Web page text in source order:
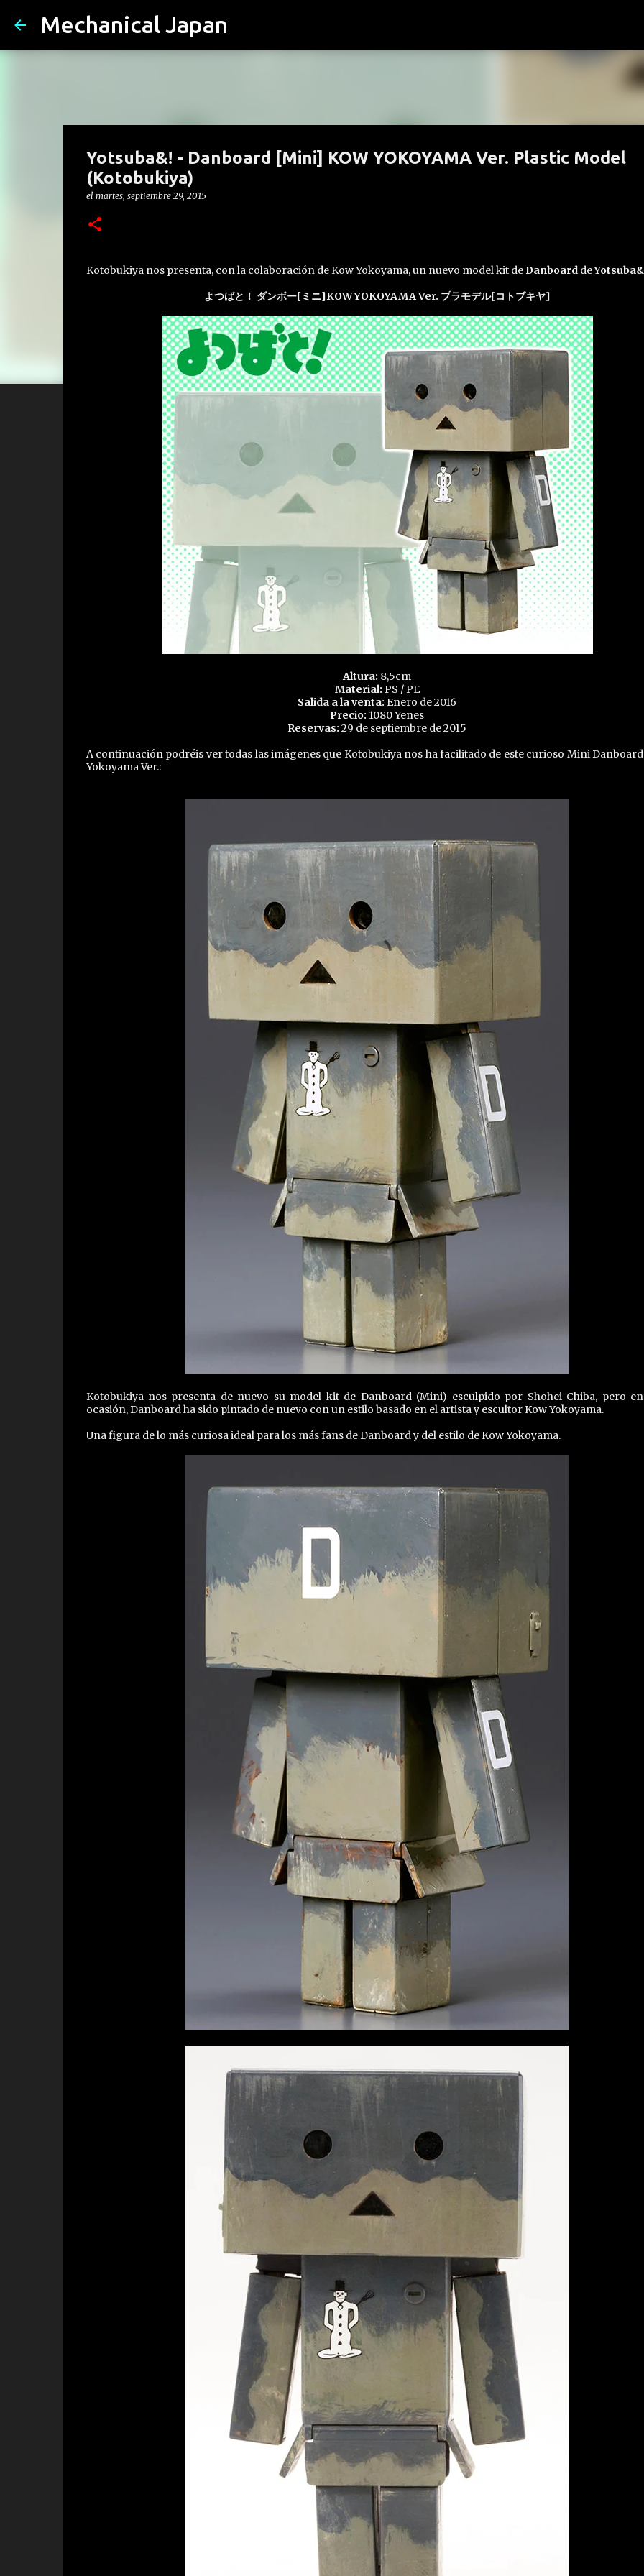
Mechanical Japan
Yotsuba&! - Danboard [Mini] KOW YOKOYAMA Ver. Plastic Model
(Kotobukiya)
el martes, septiembre 29, 2015
Kotobukiya nos presenta, con la colaboración de Kow Yokoyama, un nuevo model kit deDanboardde
よつばと！ ダンボー[ミニ]KOW YOKOYAMA Ver. プラモデル[コトブキヤ]
Altura: 8,5cm
Material: PS / PE
Salida a la venta: Enero de 2016
Precio: 1080 Yenes
Reservas: 29 de septiembre de 2015
A continuación podréis ver todas las imágenes que Kotobukiya nos ha facilitado de este curioso Mini
Yokoyama Ver.:
Kotobukiya nos presenta de nuevo su model kit de Danboard (Mini) esculpido por Shohei Chiba, pero
ocasión, Danboard ha sido pintado de nuevo con un estilo basado en el artista y escultor Kow Yokoyama.
Una figura de lo más curiosa ideal para los más fans de Danboard y del estilo de Kow Yokoyama.